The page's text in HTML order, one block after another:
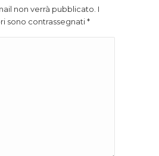
non verrà pubblicato. I
sono contrassegnati*